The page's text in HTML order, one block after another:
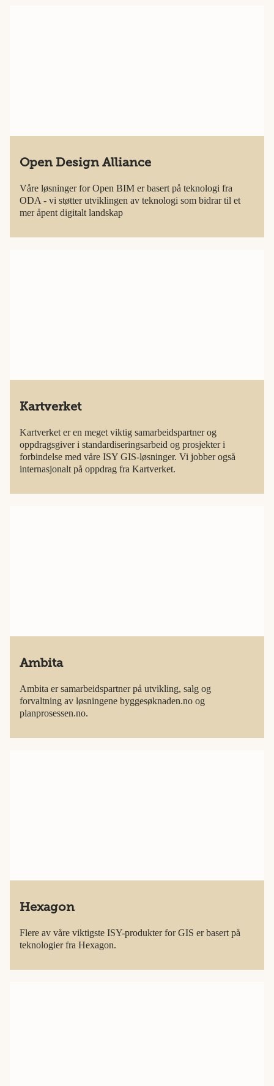
Open Design Alliance
Våre løsninger for Open BIM er basert på teknologi fra
ODA - vi støtter utviklingen av teknologi som bidrar til et
mer åpent digitalt landskap
Kartverket
Kartverket er en meget viktig samarbeidspartner og
oppdragsgiver i standardiseringsarbeid og prosjekter i
forbindelse med våre ISY GIS-løsninger. Vi jobber også
internasjonalt på oppdrag fra Kartverket.
Ambita
Ambita er samarbeidspartner på utvikling, salg og
forvaltning av løsningene byggesøknaden.no og
planprosessen.no.
Hexagon
Flere av våre viktigste ISY-produkter for GIS er basert på
teknologier fra Hexagon.